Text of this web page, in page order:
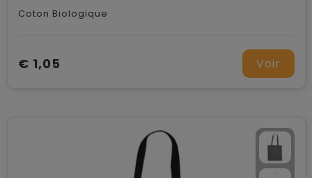
Coton Biologique
€ 1,05 Voir